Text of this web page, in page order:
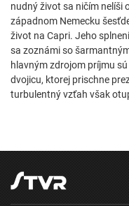
nudný život sa ničím nelíši
západnom Nemecku
život na Capri. Jeho
sa zoznámi so
hlavným zdrojom príjmu
dvojicu, ktorej prischne
turbulentný vzťah však